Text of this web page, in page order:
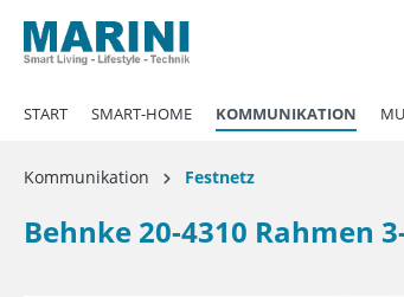
Zur Hauptnavigation springen
START SMART-HOME KOMMUNIKATION
Kommunikation Festnetz
Behnke 20-4310 Rahmen